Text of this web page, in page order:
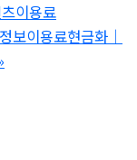
이용료
이용료현금화｜